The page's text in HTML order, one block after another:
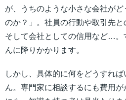
が、うちのような小さな会社が
のか？」。社員の行動や取引先と
そして会社としての信用など…。
んに降りかかります。
しかし、具体的に何をどうすれ
ん。専門家に相談するにも費用